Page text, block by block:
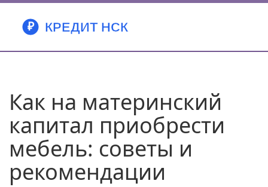
Как на материнский
капитал приобрести
мебель: советы и
рекомендации